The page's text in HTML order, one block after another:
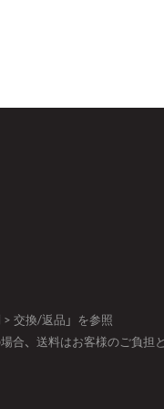
> 交換/返品」を参照
合、送料はお客様のご負担